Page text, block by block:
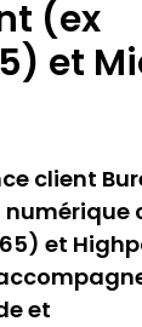
(ex
et
client
et
et